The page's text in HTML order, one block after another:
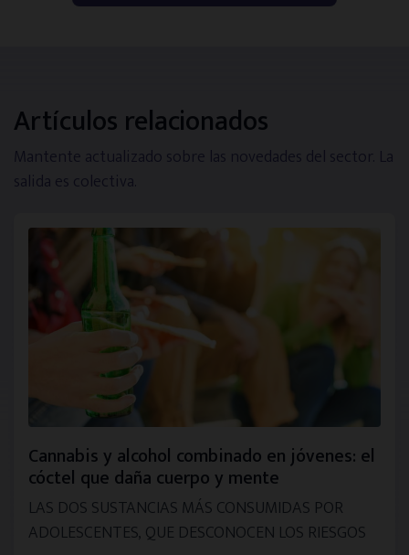
Artículos relacionados
Mantente actualizado sobre las novedades del sector. La
salida es colectiva.
Cannabis y alcohol combinado en jóvenes: el
cóctel que daña cuerpo y mente
LAS DOS SUSTANCIAS MÁS CONSUMIDAS POR
ADOLESCENTES, QUE DESCONOCEN LOS RIESGOS